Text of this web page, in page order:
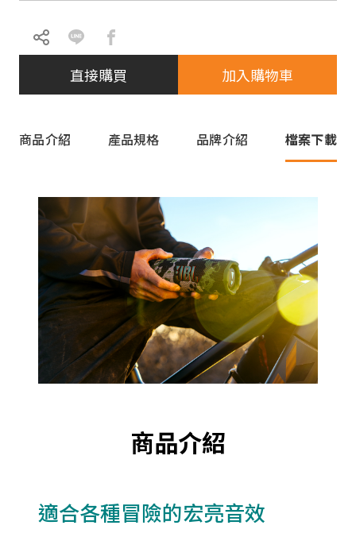
直接購買 加入購物車
商品介紹 產品規格 品牌介紹 檔案下載
商品介紹
適合各種冒險的宏亮音效